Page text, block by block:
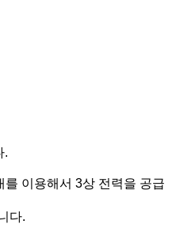
.
이용해서 3상 전력을 공급
다.